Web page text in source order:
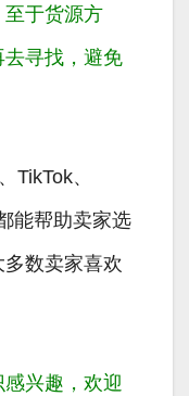
于货源方
寻找，避免
TikTok、
能帮助卖家选
数卖家喜欢
兴趣，欢迎